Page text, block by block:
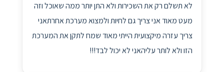
לא תשלם רק את השכירות ולא התן יותר ממה שאוכל וזה
מעט מאוד אני צריך גם לחיות ולמצוא מערכת אחרתאני
צריך עזרה מיקצועית הייתי מאוד שמח לתקן את המערכת
הזו ולא לותר עליהאני לא יכול לבד!!!